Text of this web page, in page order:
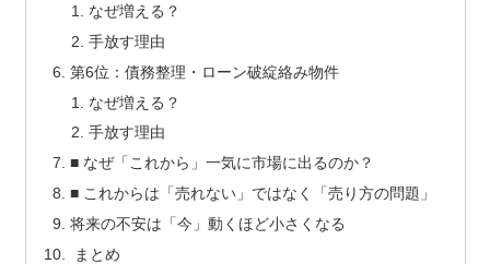
なぜ増える？
手放す理由
第6位：債務整理・ローン破綻絡み物件
なぜ増える？
手放す理由
■ なぜ「これから」一気に市場に出るのか？
■ これからは「売れない」ではなく「売り方の問題」
将来の不安は「今」動くほど小さくなる
まとめ